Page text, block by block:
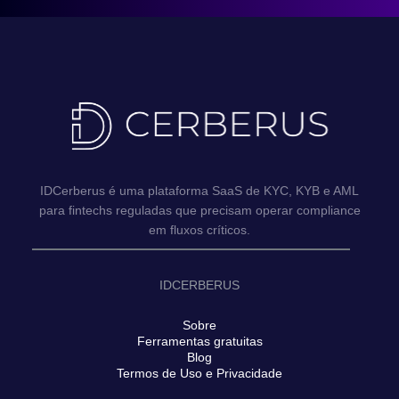
IDCerberus é uma plataforma SaaS de KYC, KYB e AML
para fintechs reguladas que precisam operar compliance
em fluxos críticos.
IDCERBERUS
Sobre
Ferramentas gratuitas
Blog
Termos de Uso e Privacidade